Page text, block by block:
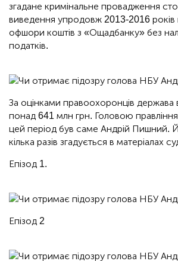
згадане кримінальне провадження
виведення упродовж 2013-2016 років
офшори коштів з «Ощадбанку» без
податків.
За оцінками правоохоронців держава
понад 641 млн грн. Головою
цей період був саме Андрій Пишний.
кілька разів згадується в матеріалах
Епізод 1.
Епізод 2